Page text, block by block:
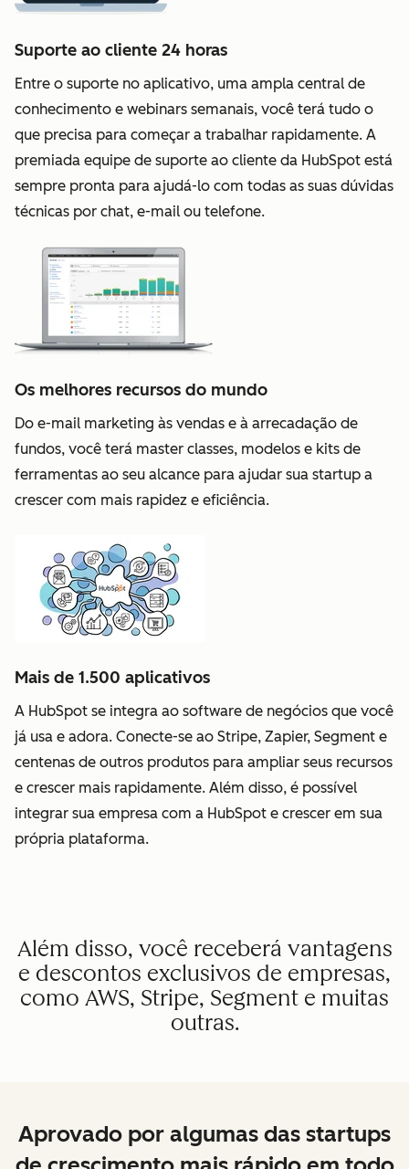
Suporte ao cliente 24 horas
Entre o suporte no aplicativo, uma ampla central de
conhecimento e webinars semanais, você terá tudo o
que precisa para começar a trabalhar rapidamente. A
premiada equipe de suporte ao cliente da HubSpot está
sempre pronta para ajudá-lo com todas as suas dúvidas
técnicas por chat, e-mail ou telefone.
Os melhores recursos do mundo
Do e-mail marketing às vendas e à arrecadação de
fundos, você terá master classes, modelos e kits de
ferramentas ao seu alcance para ajudar sua startup a
crescer com mais rapidez e eficiência.
Mais de 1.500 aplicativos
A HubSpot se integra ao software de negócios que você
já usa e adora. Conecte-se ao Stripe, Zapier, Segment e
centenas de outros produtos para ampliar seus recursos
e crescer mais rapidamente. Além disso, é possível
integrar sua empresa com a HubSpot e crescer em sua
própria plataforma.
Além disso, você receberá vantagens
e descontos exclusivos de empresas,
como AWS, Stripe, Segment e muitas
outras.
Aprovado por algumas das startups